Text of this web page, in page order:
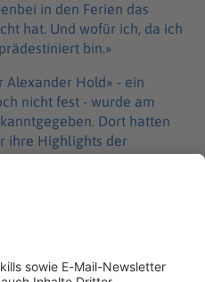
in den Ferien das
hat. Und wofür ich, da ich
bin.»
Alexander Hold» - ein
nicht fest - wurde am
Dort hatten
ihre Highlights der
Festival vorgestellt.
Privatsendern derzeit
90er und Nullerjahre. Das
Sat.1-Richterin Barbara